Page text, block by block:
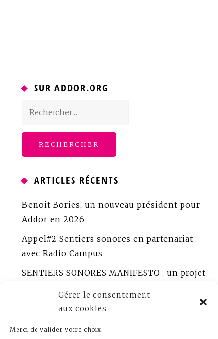
Gérer le consentement
aux cookies
Merci de valider votre choix.
SUR ADDOR.ORG
Rechercher :
ARTICLES RÉCENTS
Benoit Bories, un nouveau président pour
Addor en 2026
Appel#2 Sentiers sonores en partenariat
avec Radio Campus
SENTIERS SONORES MANIFESTO , un projet
ADDOR peaufine Sentiers sonores
Appel à créations sonores documentaires